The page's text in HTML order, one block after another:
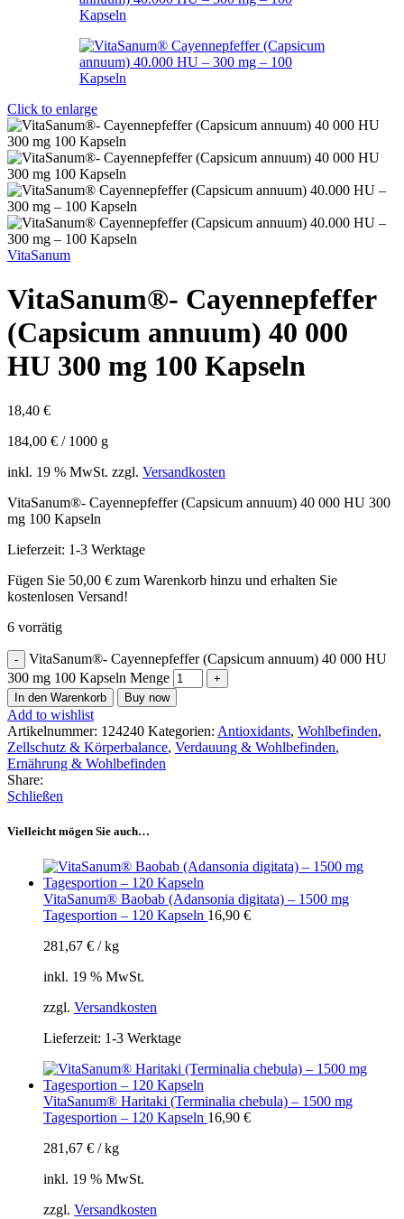
Click to enlarge
VitaSanum
VitaSanum®- Cayennepfeffer
(Capsicum annuum) 40 000
HU 300 mg 100 Kapseln
18,40 €
184,00 € / 1000 g
inkl. 19 % MwSt. zzgl. Versandkosten
VitaSanum®- Cayennepfeffer (Capsicum annuum) 40 000 HU 300
mg 100 Kapseln
Lieferzeit: 1-3 Werktage
Fügen Sie 50,00 € zum Warenkorb hinzu und erhalten Sie
kostenlosen Versand!
6 vorrätig
VitaSanum®- Cayennepfeffer (Capsicum annuum) 40 000 HU
300 mg 100 Kapseln Menge
In den Warenkorb Buy now
Add to wishlist
Artikelnummer: 124240 Kategorien: Antioxidants, Wohlbefinden,
Zellschutz & Körperbalance, Verdauung & Wohlbefinden,
Ernährung & Wohlbefinden
Share:
Schließen
Vielleicht mögen Sie auch…
VitaSanum® Baobab (Adansonia digitata) – 1500 mg
Tagesportion – 120 Kapseln 16,90 €
281,67 € /kg
inkl. 19 % MwSt.
zzgl. Versandkosten
Lieferzeit: 1-3 Werktage
VitaSanum® Haritaki (Terminalia chebula) – 1500 mg
Tagesportion – 120 Kapseln 16,90 €
281,67 € /kg
inkl. 19 % MwSt.
zzgl. Versandkosten